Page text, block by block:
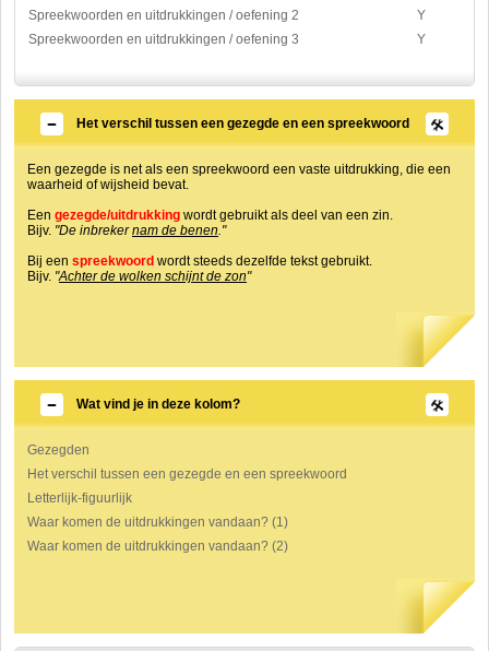
Spreekwoorden en uitdrukkingen / oefening 2
Y
Spreekwoorden en uitdrukkingen / oefening 3
Y
Het verschil tussen een gezegde en een spreekwoord
Een gezegde is net als een spreekwoord een vaste uitdrukking, die een
waarheid of wijsheid bevat.
Een gezegde/uitdrukking wordt gebruikt als deel van een zin.
Bijv. "De inbrekernam de benen."
Bij een spreekwoord wordt steeds dezelfde tekst gebruikt.
Bijv. "Achter de wolken schijnt de zon"
Wat vind je in deze kolom?
Gezegden
Het verschil tussen een gezegde en een spreekwoord
Letterlijk-figuurlijk
Waar komen de uitdrukkingen vandaan? (1)
Waar komen de uitdrukkingen vandaan? (2)